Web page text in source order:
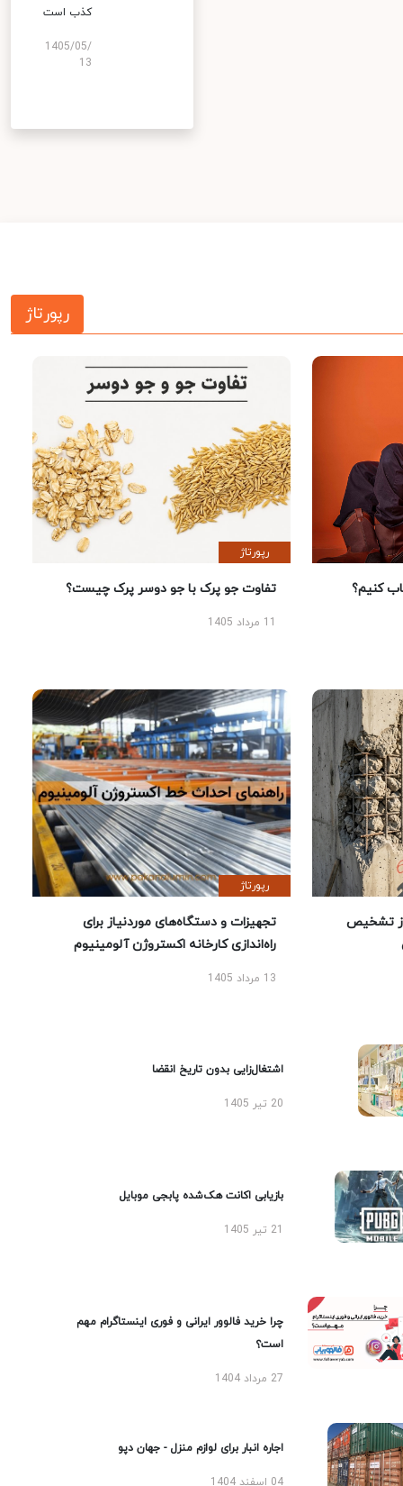
کذب است
1405/05/
13
رپورتاژ
کنیم؟
رپورتاژ
تفاوت جو پرک با جو دوسر پرک چیست؟
تشخیص
رپورتاژ
تجهیزات و دستگاه‌های موردنیاز برای
راه‌اندازی کارخانه اکستروژن آلومینیوم
13 مرداد 1405
اشتغال‌زایی بدون تاریخ انقضا
20 تیر 1405
بازیابی اکانت هک‌شده پابجی موبایل
چرا خرید فالوور ایرانی و فوری اینستاگرام مهم
است؟
27 مرداد 1404
اجاره انبار برای لوازم منزل - جهان دپو
04 اسفند 1404